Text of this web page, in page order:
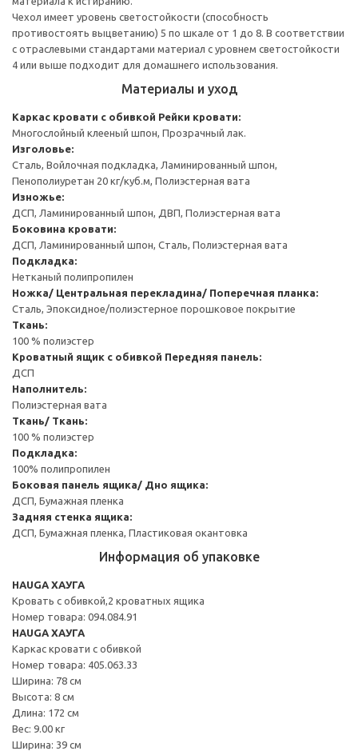
Чехол имеет уровень светостойкости (способность
противостоять выцветанию) 5 по шкале от 1 до 8. В соответствии
с отраслевыми стандартами материал с уровнем светостойкости
4 или выше подходит для домашнего использования.
Материалы и уход
Каркас кровати с обивкой Рейки кровати:
Многослойный клееный шпон, Прозрачный лак.
Изголовье:
Сталь, Войлочная подкладка, Ламинированный шпон,
Пенополиуретан 20 кг/куб.м, Полиэстерная вата
Изножье:
ДСП, Ламинированный шпон, ДВП, Полиэстерная вата
Боковина кровати:
ДСП, Ламинированный шпон, Сталь, Полиэстерная вата
Подкладка:
Нетканый полипропилен
Ножка/ Центральная перекладина/ Поперечная планка:
Сталь, Эпоксидное/полиэстерное порошковое покрытие
Ткань:
100 % полиэстер
Кроватный ящик с обивкой Передняя панель:
ДСП
Наполнитель:
Полиэстерная вата
Ткань/ Ткань:
100 % полиэстер
Подкладка:
100% полипропилен
Боковая панель ящика/ Дно ящика:
ДСП, Бумажная пленка
Задняя стенка ящика:
ДСП, Бумажная пленка, Пластиковая окантовка
Информация об упаковке
HAUGA ХАУГА
Кровать с обивкой,2 кроватных ящика
Номер товара: 094.084.91
HAUGA ХАУГА
Каркас кровати с обивкой
Номер товара: 405.063.33
Ширина: 78 см
Высота: 8 см
Длина: 172 см
Вес: 9.00 кг
Ширина: 39 см